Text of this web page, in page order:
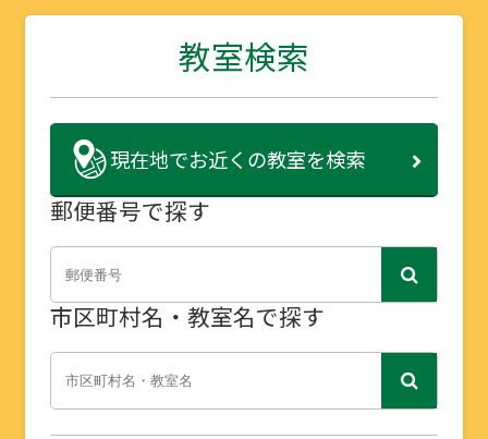
教室検索
現在地でお近くの教室を検索
郵便番号で探す
市区町村名・教室名で探す